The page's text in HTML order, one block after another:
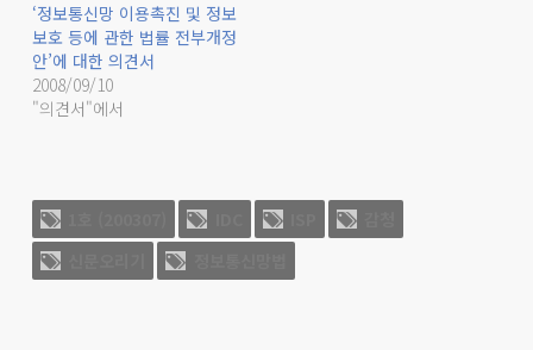
‘정보통신망 이용촉진 및 정보
보호 등에 관한 법률 전부개정
안’에 대한 의견서
2008/09/10
"의견서"에서